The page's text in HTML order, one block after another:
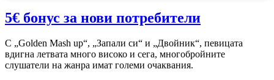
5€ бонус за нови потребители
С „Golden Mash up“, „Запали си“ и „Двойник“, певицата
вдигна летвата много високо и сега, многобройните
слушатели на жанра имат големи очаквания.